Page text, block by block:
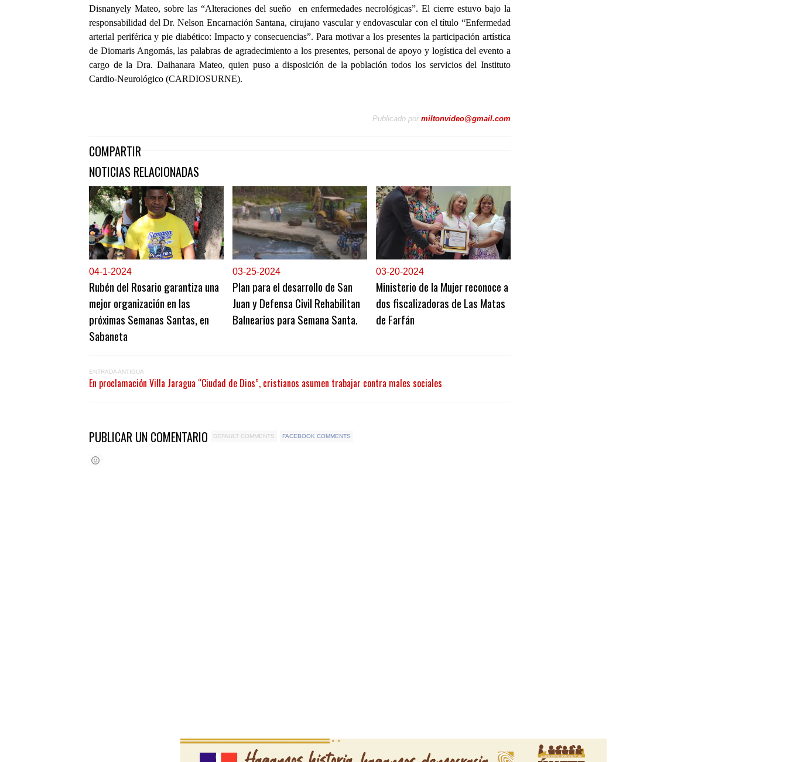
Disnanyely Mateo, sobre las “Alteraciones del sueño en enfermedades necrológicas”. El cierre estuvo bajo la
responsabilidad del Dr. Nelson Encarnación Santana, cirujano vascular y endovascular con el título “Enfermedad
arterial periférica y pie diabético: Impacto y consecuencias”. Para motivar a los presentes la participación artística
de Diomaris Angomás, las palabras de agradecimiento a los presentes, personal de apoyo y logística del evento a
cargo de la Dra. Daihanara Mateo, quien puso a disposición de la población todos los servicios del Instituto
Cardio-Neurológico (CARDIOSURNE).
Publicado por miltonvideo@gmail.com
COMPARTIR
NOTICIAS RELACIONADAS
04-1-2024
Rubén del Rosario garantiza una
mejor organización en las
próximas Semanas Santas, en
Sabaneta
03-25-2024
Plan para el desarrollo de San
Juan y Defensa Civil Rehabilitan
Balnearios para Semana Santa.
03-20-2024
Ministerio de la Mujer reconoce a
dos fiscalizadoras de Las Matas
de Farfán
ENTRADA ANTIGUA
En proclamación Villa Jaragua “Ciudad de Dios”, cristianos asumen trabajar contra males sociales
PUBLICAR UN COMENTARIO DEFAULT COMMENTS FACEBOOK COMMENTS